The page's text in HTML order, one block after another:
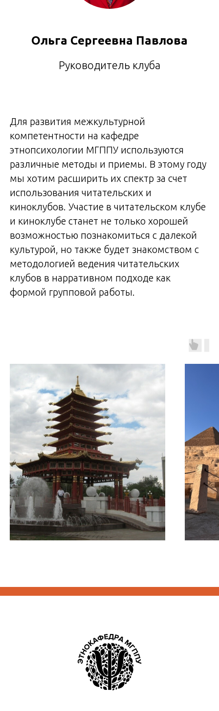
Ольга Сергеевна Павлова
Руководитель клуба
Для развития межкультурной
компетентности на кафедре
этнопсихологии МГППУ используются
различные методы и приемы. В этому году
мы хотим расширить их спектр за счет
использования читательских и
киноклубов. Участие в читательском клубе
и киноклубе станет не только хорошей
возможностью познакомиться с далекой
культурой, но также будет знакомством с
методологией ведения читательских
клубов в нарративном подходе как
формой групповой работы.